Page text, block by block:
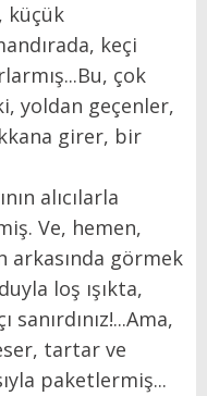
küçük
keçi
çok
yoldan geçenler,
girer, bir
alıcılarla
Ve, hemen,
arkasında görmek
loş ışıkta,
tartar ve
paketlermiş...